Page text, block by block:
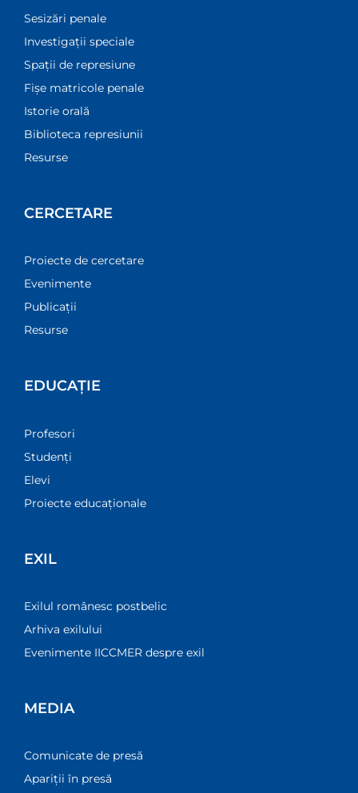
Sesizări penale
Investigații speciale
Spații de represiune
Fișe matricole penale
Istorie orală
Biblioteca represiunii
Resurse
CERCETARE
Proiecte de cercetare
Evenimente
Publicații
Resurse
EDUCAȚIE
Profesori
Studenți
Elevi
Proiecte educaționale
EXIL
Exilul românesc postbelic
Arhiva exilului
Evenimente IICCMER despre exil
MEDIA
Comunicate de presă
Apariții în presă